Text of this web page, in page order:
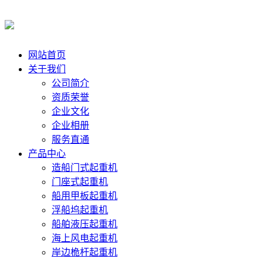
网站首页
关于我们
公司简介
资质荣誉
企业文化
企业相册
服务直通
产品中心
造船门式起重机
门座式起重机
船用甲板起重机
浮船坞起重机
船舶液压起重机
海上风电起重机
岸边桅杆起重机